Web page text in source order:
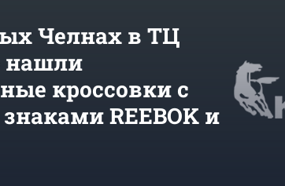
Челнах в ТЦ
нашли
кроссовки с
REEBOK и